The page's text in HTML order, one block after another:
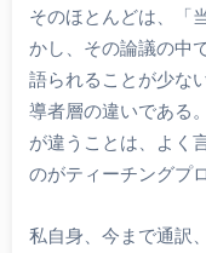
そのほとんどは、「
かし、その論議の中
語られることが少な
導者層の違いである
が違うことは、よく
のがティーチングプ
私自身、今まで通訳